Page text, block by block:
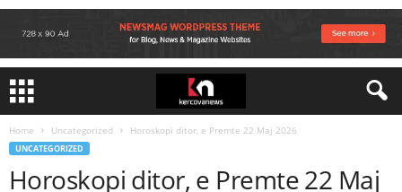
Home Uncategorized Horoskopi ditor, e Premte 22 Maj 2026
UNCATEGORIZED
Horoskopi ditor, e Premte 22 Maj